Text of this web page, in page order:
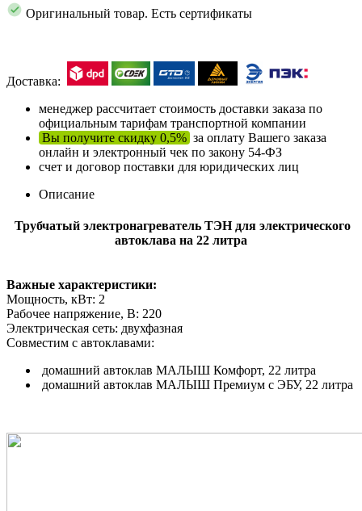
Оригинальный товар. Есть сертификаты
Доставка:
менеджер рассчитает стоимость доставки заказа по
официальным тарифам транспортной компании
Вы получите скидку 0,5% за оплату Вашего заказа
онлайн и электронный чек по закону 54-ФЗ
счет и договор поставки для юридических лиц
Описание
Трубчатый электронагреватель ТЭН для электрического
автоклава на 22 литра
Важные характеристики:
Мощность, кВт: 2
Рабочее напряжение, В: 220
Электрическая сеть: двухфазная
Совместим с автоклавами:
домашний автоклав МАЛЫШ Комфорт, 22 литра
домашний автоклав МАЛЫШ Премиум с ЭБУ, 22 литра